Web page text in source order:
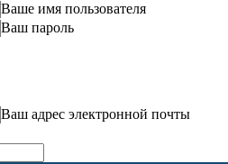
Ваше имя пользователя
Ваш пароль
Ваш адрес электронной почты